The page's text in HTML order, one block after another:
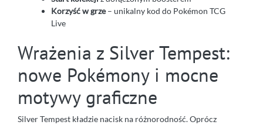
Korzyść w grze– unikalny kod do Pokémon TCG
Live
Wrażenia z Silver Tempest:
nowe Pokémony i mocne
motywy graficzne
Silver Tempest kładzie nacisk na różnorodność. Oprócz